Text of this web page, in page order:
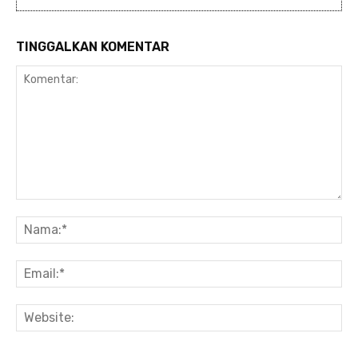
TINGGALKAN KOMENTAR